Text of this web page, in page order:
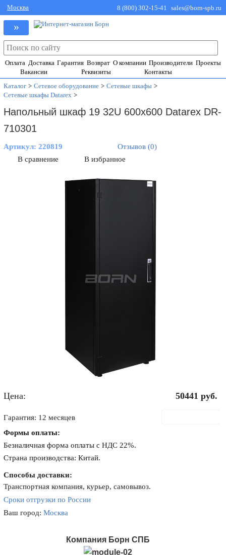
Москва 8 (800) 302-15-41 sales@born-spb.ru
»
Оплата Доставка Гарантия Возврат О компании Производители Проекты
Вакансии
Реквизиты
Контакты
Каталог > Сетевое оборудование > Сетевые шкафы >
Сетевые шкафы Datarex >
Напольный шкаф 19 32U 600х600 Datarex DR-
710301
Артикул:220819
Отзывов (0)
В сравнение
В избранное
Цена: 50441 руб.
Гарантия: 12 месяцев
Формы оплаты:
Безналичная форма оплаты с НДС 22%.
Страна производства: Китай.
Способы доставки:
Транспортная компания, курьер, самовывоз.
Сроки отгрузки по России
Ваш город:Москва
Компания Борн СПБ